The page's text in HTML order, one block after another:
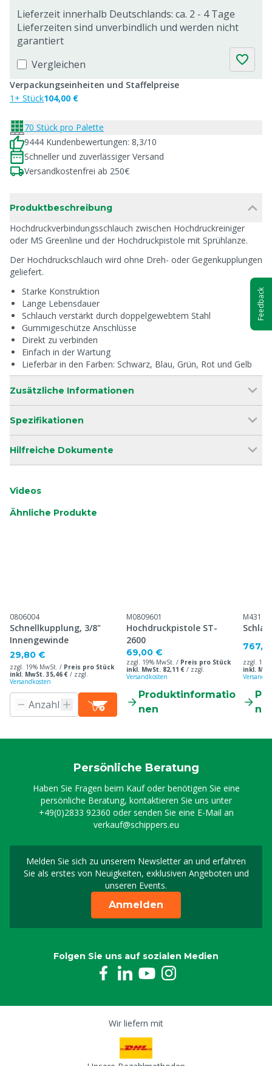
Lieferzeit innerhalb Deutschlands: ca. 2 - 4 Tage
Lieferzeiten sind unverbindlich und werden nicht
garantiert
Vergleichen
Verpackungseinheiten und Staffelpreise
1+ Stück104,00 €
70 Stück pro Palette
9444 Kundenbewertungen: 8,3/10
Schneller und zuverlässiger Versand
Versandkostenfrei ab 250€
Produktbeschreibung
Hochdruckverbindungsschlauch zwischen Hochdruckreiniger
oder MS Greenline und der Hochdruckpistole mit Sprühlanze.
Der Hochdruckschlauch wird ohne Dreh- oder Gegenkupplungen
geliefert.
Starke Konstruktion
Lange Lebensdauer
Schlauch verstärkt durch doppelgewebtem Stahl
Gummigeschütze Anschlüsse
Direkt zu verbinden
Einfach in der Wartung
Lieferbar in den Farben: Schwarz, Blau, Grün, Rot und Gelb
Zusätzliche Informationen
Spezifikationen
Hilfreiche Dokumente
Videos
Ähnliche Produkte
0806004
Schnellkupplung, 3/8"
Innengewinde
29,80 €
zzgl. 19% MwSt. / Preis pro Stück
inkl. MwSt. 35,46 € / zzgl.
Versandkosten
M0809601
Hochdruckpistole ST-
2600
69,00 €
zzgl. 19% MwSt. / Preis pro Stück
inkl. MwSt. 82,11 € / zzgl.
Versandkosten
Produktinformatio
nen
zzgl.
inkl.
Persönliche Beratung
Haben Sie Fragen beim Kauf oder benötigen Sie eine
persönliche Beratung, kontaktieren Sie uns unter
+49(0)2833 92360 oder senden Sie eine E-Mail an
verkauf@schippers.eu
Melden Sie sich zu unserem Newsletter an und erfahren
Sie als erstes von Neuigkeiten, exklusiven Angeboten und
unseren Events.
Melden Sie sich für
Anmelden
Folgen Sie uns auf sozialen Medien
Wir liefern mit
Feedback